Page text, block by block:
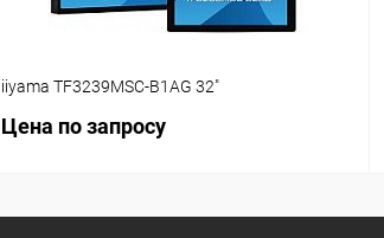
iiyama TF3239MSC-B1AG 32"
Цена по запросу